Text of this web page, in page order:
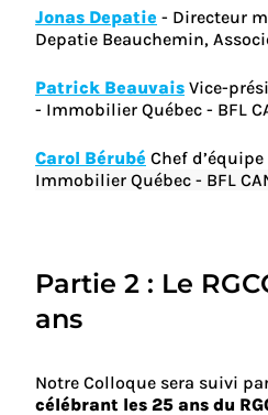
Jonas Depatie - Directeur
Depatie Beauchemin,
Patrick Beauvais Vice-
- Immobilier Québec - BFL
Carol Bérubé Chef
Immobilier Québec - BFL
Partie 2 : Le
ans
Notre Colloque sera suivi
célébrant les 25 ans du